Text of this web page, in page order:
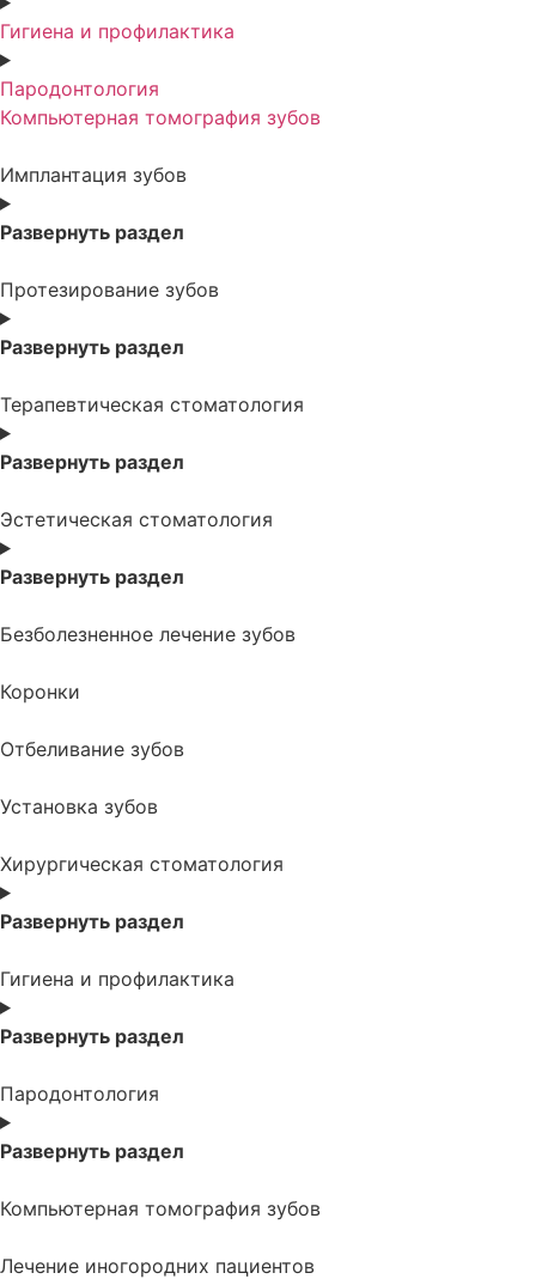
Гигиена и профилактика
Пародонтология
Компьютерная томография зубов
Имплантация зубов
Развернуть раздел
Протезирование зубов
Развернуть раздел
Терапевтическая стоматология
Развернуть раздел
Эстетическая стоматология
Развернуть раздел
Безболезненное лечение зубов
Коронки
Отбеливание зубов
Установка зубов
Хирургическая стоматология
Развернуть раздел
Гигиена и профилактика
Развернуть раздел
Пародонтология
Развернуть раздел
Компьютерная томография зубов
Лечение иногородних пациентов